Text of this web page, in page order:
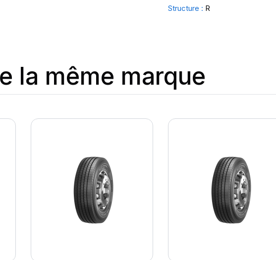
Structure : R
la même marque